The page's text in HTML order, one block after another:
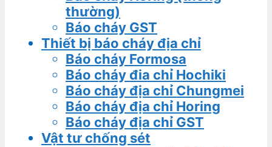
thường)
Báo cháy GST
Thiết bị báo cháy địa chỉ
Báo cháy Formosa
Báo cháy đia chỉ Hochiki
Báo cháy địa chỉ Chungmei
Báo cháy địa chỉ Horing
Báo cháy địa chỉ GST
Vật tư chống sét